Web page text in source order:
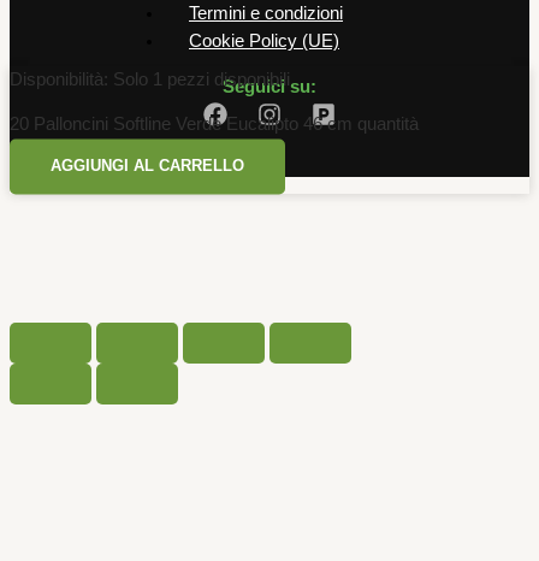
Termini e condizioni
Cookie Policy (UE)
Seguici su:
Disponibilità: Solo 1 pezzi disponibili
20 Palloncini Softline Verde Eucalipto 46 cm quantità
AGGIUNGI AL CARRELLO